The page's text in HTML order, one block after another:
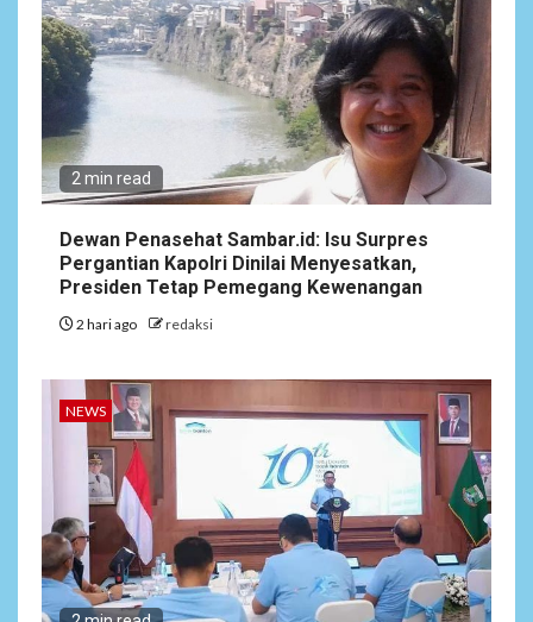
2 min read
Dewan Penasehat Sambar.id: Isu Surpres
Pergantian Kapolri Dinilai Menyesatkan,
Presiden Tetap Pemegang Kewenangan
2 hari ago redaksi
NEWS